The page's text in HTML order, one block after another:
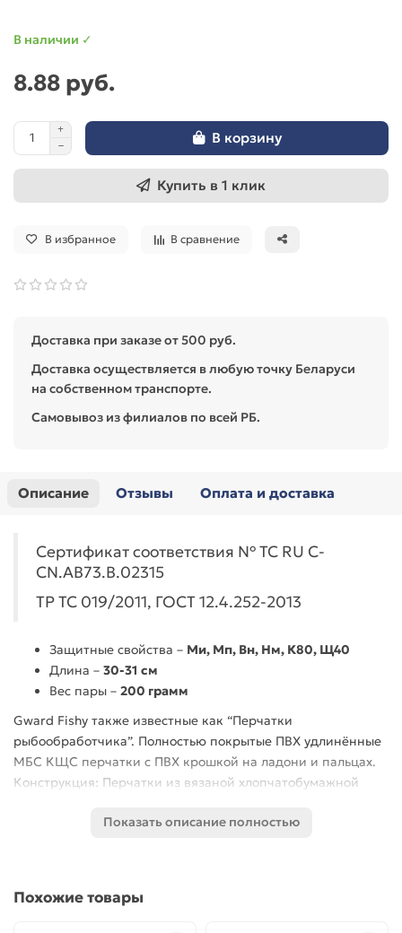
В наличии ✓
8.88 руб.
В корзину
Купить в 1 клик
В избранное В сравнение
Доставка при заказе от 500 руб.
Доставка осуществляется в любую точку Беларуси
на собственном транспорте.
Самовывоз из филиалов по всей РБ.
Описание Отзывы Оплата и доставка
Сертификат соответствия № ТС RU C-
CN.АВ73.В.02315
ТР ТС 019/2011, ГОСТ 12.4.252-2013
Защитные свойства – Ми, Мп, Вн, Нм, К80, Щ40
Длина – 30-31 см
Вес пары – 200 грамм
Gward Fishy также известные как “Перчатки
рыбообработчика”. Полностью покрытые ПВХ удлинённые
МБС КЩС перчатки с ПВХ крошкой на ладони и пальцах.
Конструкция: Перчатки из вязаной хлопчатобумажной
стойким к пониженным температурам
снижению их преждевременной утомляемости.
Показать описание полностью
Похожие товары